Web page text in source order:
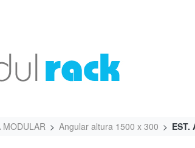
MODULAR Angular altura 1500 x 300 EST.